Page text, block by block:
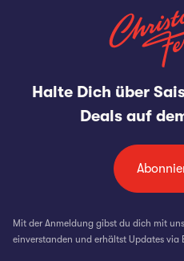
Halte Dich über
Deals auf
Mit der Anmeldung gibst du dich mit
einverstanden und erhältst Updates via